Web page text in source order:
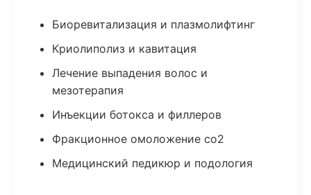
Биоревитализация и плазмолифтинг
Криолиполиз и кавитация
Лечение выпадения волос и
мезотерапия
Инъекции ботокса и филлеров
Фракционное омоложение co2
Медицинский педикюр и подология